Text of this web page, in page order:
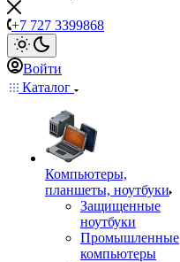
+7 727 3399868
Войти
Каталог
Компьютеры,
планшеты, ноутбуки
Защищенные
ноутбуки
Промышленные
компьютеры